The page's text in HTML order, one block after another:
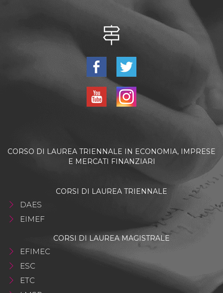
CORSO DI LAUREA TRIENNALE IN ECONOMIA, IMPRESE
E MERCATI FINANZIARI
CORSI DI LAUREA TRIENNALE
DAES
EIMEF
CORSI DI LAUREA MAGISTRALE
EFIMEC
ESC
ETC